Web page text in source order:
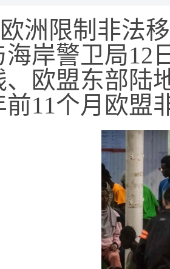
欧洲限制非法
海岸警卫局12
、欧盟东部陆
前11个月欧盟